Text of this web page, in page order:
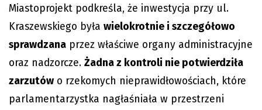
Miastoprojekt podkreśla, że inwestycja przy ul.
Kraszewskiego była wielokrotnie i szczegółowo
sprawdzana przez właściwe organy administracyjne
oraz nadzorcze. Żadna z kontroli nie potwierdziła
zarzutów o rzekomych nieprawidłowościach, które
parlamentarzystka nagłaśniała w przestrzeni